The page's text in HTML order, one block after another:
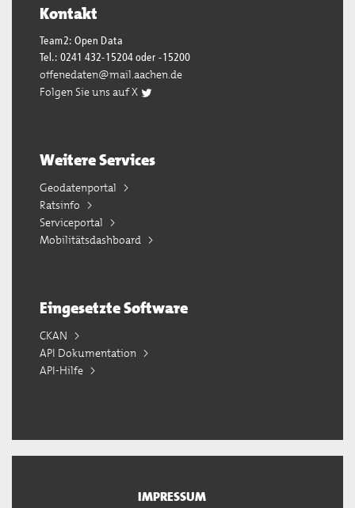
Kontakt
Team2: Open Data
Tel.: 0241 432-15204 oder -15200
offenedaten@mail.aachen.de
Folgen Sie uns auf X
Weitere Services
Geodatenportal
Ratsinfo
Serviceportal
Mobilitätsdashboard
Eingesetzte Software
CKAN
API Dokumentation
API-Hilfe
IMPRESSUM